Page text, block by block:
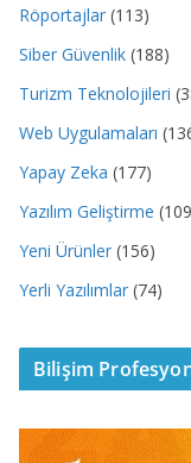
Röportajlar (113)
Siber Güvenlik (188)
Turizm Teknolojileri
Web Uygulamaları
Yapay Zeka (177)
Yazılım Geliştirme
Yeni Ürünler (156)
Yerli Yazılımlar (74)
Bilişim